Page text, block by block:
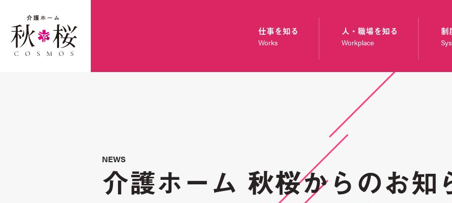
仕事を知る
Works
人・職場を知る
Workplace
制
NEWS
介護ホーム 秋桜からのお知